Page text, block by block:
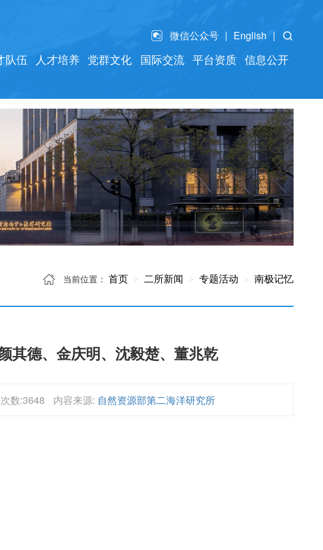
微信公众号 English
队伍 人才培养 党群文化 国际交流 平台资质 信息公开
当前位置： 首页 二所新闻 专题活动 南极记忆
德、金庆明、沈毅楚、董兆乾
数:3648 内容来源: 自然资源部第二海洋研究所